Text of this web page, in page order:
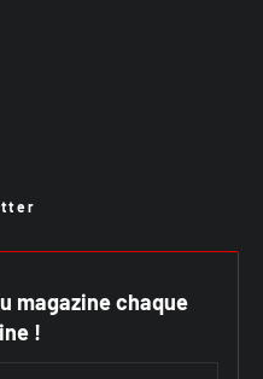
magazine chaque
!